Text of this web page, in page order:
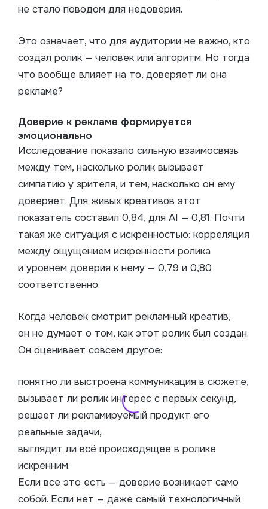
не стало поводом для недоверия.
Это означает, что для аудитории не важно, кто
создал ролик — человек или алгоритм. Но тогда
что вообще влияет на то, доверяет ли она
рекламе?
Доверие к рекламе формируется
эмоционально
Исследование показало сильную взаимосвязь
между тем, насколько ролик вызывает
симпатию у зрителя, и тем, насколько он ему
доверяет. Для живых креативов этот
показатель составил 0,84, для AI — 0,81. Почти
такая же ситуация с искренностью: корреляция
между ощущением искренности ролика
и уровнем доверия к нему — 0,79 и 0,80
соответственно.
Когда человек смотрит рекламный креатив,
он не думает о том, как этот ролик был создан.
Он оценивает совсем другое:
понятно ли выстроена коммуникация в сюжете,
вызывает ли ролик интерес с первых секунд,
решает ли рекламируемый продукт его
реальные задачи,
выглядит ли всё происходящее в ролике
искренним.
Если все это есть — доверие возникает само
собой. Если нет — даже самый технологичный